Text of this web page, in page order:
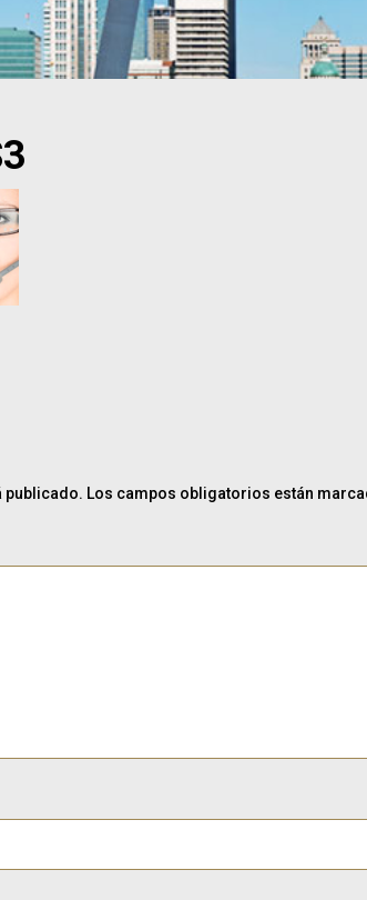
publicado. Los campos obligatorios están